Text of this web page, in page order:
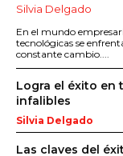
Silvia Delgado
En el mundo
tecnológicas se
constante cambio....
Logra el éxito en
infalibles
Silvia Delgado
Las claves del